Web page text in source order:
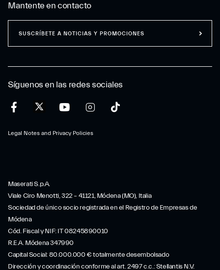
Síguenos en las redes sociales
Legal Notes and Privacy Policies
Mantente en contacto
SUSCRÍBETE A NOTICIAS Y PROMOCIONES
Maserati S.p.A.
Viale Ciro Menotti, 322 – 41121, Módena (MO), Italia
Sociedad de único socio registrada en el Registro de Empresas de
Módena
Cód. Fiscal y NIF: IT 08245890010
R.E.A. Módena 347990
Capital Social: 80.000.000 € totalmente desembolsado
Dirección y coordinación conforme al art. 2497 c.c.: Stellantis N.V.